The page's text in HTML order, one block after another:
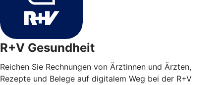
R+V Gesundheit
Reichen Sie Rechnungen von Ärztinnen und Ärzten,
Rezepte und Belege auf digitalem Weg bei der R+V